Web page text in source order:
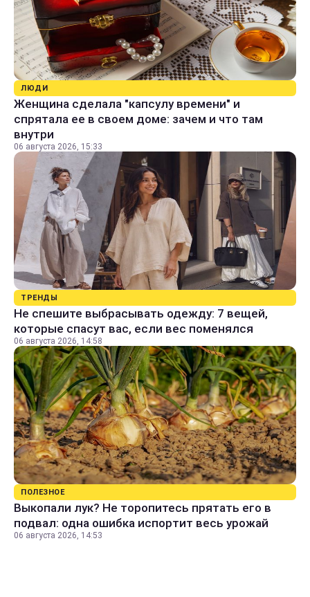
ЛЮДИ
Женщина сделала "капсулу времени" и
спрятала ее в своем доме: зачем и что там
внутри
06 августа 2026, 15:33
ТРЕНДЫ
Не спешите выбрасывать одежду: 7 вещей,
которые спасут вас, если вес поменялся
06 августа 2026, 14:58
ПОЛЕЗНОЕ
Выкопали лук? Не торопитесь прятать его в
подвал: одна ошибка испортит весь урожай
06 августа 2026, 14:53